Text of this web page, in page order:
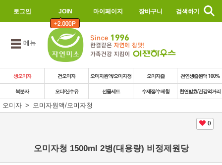
로그인 JOIN 마이페이지 장바구니 검색하기
메뉴
생오미자 건오미자 오미자원액/오미자청 오미자즙 천연생즙원액 100%
복분자 오디/산수유 선물세트 수제잼/수제청
천연발효/건강먹거리
오미자
오미자원액/오미자청
0
오미자청 1500ml 2병(대용량) 비정제원당